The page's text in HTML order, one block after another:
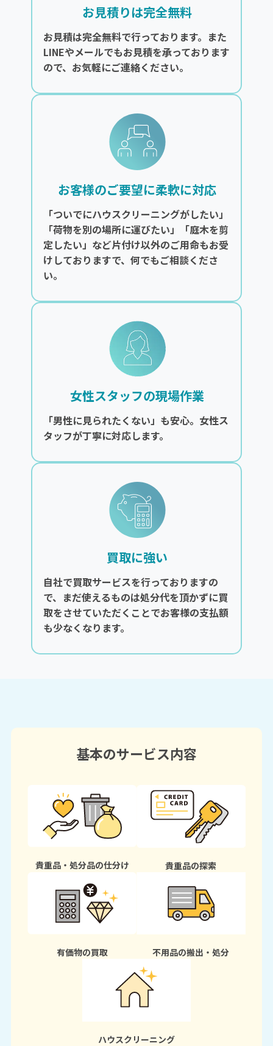
お見積りは完全無料
お見積は完全無料で行っております。また
LINEやメールでもお見積を承っております
ので、お気軽にご連絡ください。
お客様のご要望に柔軟に対応
「ついでにハウスクリーニングがしたい」
「荷物を別の場所に運びたい」「庭木を剪
定したい」など片付け以外のご用命もお受
けしておりますで、何でもご相談くださ
い。
女性スタッフの現場作業
「男性に見られたくない」も安心。女性ス
タッフが丁寧に対応します。
買取に強い
自社で買取サービスを行っておりますの
で、まだ使えるものは処分代を頂かずに買
取をさせていただくことでお客様の支払額
も少なくなります。
基本のサービス内容
貴重品・処分品の仕分け 貴重品の探索
有価物の買取 不用品の搬出・処分
ハウスクリーニング